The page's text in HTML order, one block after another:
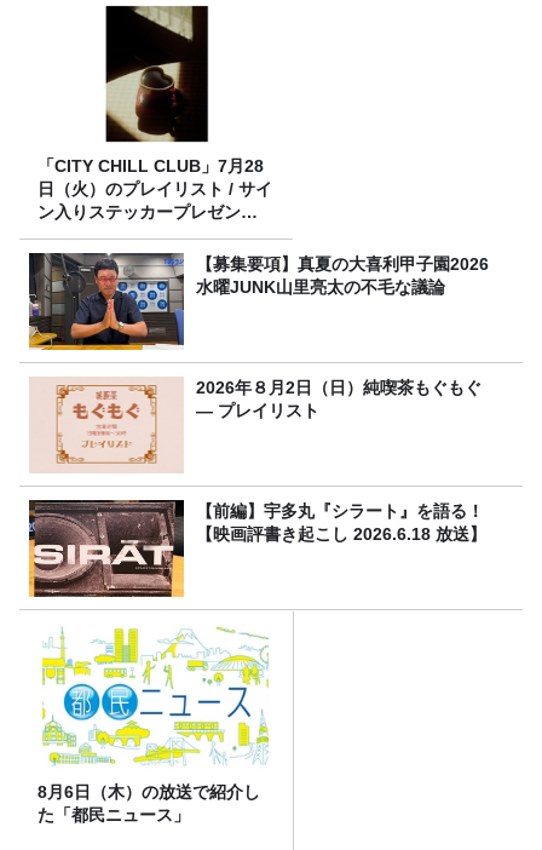
「CITY CHILL CLUB」7月28
日（火）のプレイリスト / サイ
ン入りステッカープレゼント
有り
【募集要項】真夏の大喜利甲子園2026
水曜JUNK山里亮太の不毛な議論
2026年８月2日（日）純喫茶もぐもぐ
― プレイリスト
【前編】宇多丸『シラート』を語る！
【映画評書き起こし 2026.6.18 放送】
8月6日（木）の放送で紹介し
た「都民ニュース」